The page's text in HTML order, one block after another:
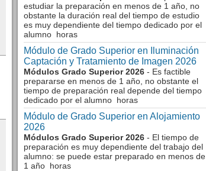
estudiar la preparación en menos de 1 año, no
obstante la duración real del tiempo de estudio
es muy dependiente del tiempo dedicado por el
alumno horas
Módulo de Grado Superior en Iluminación
Captación y Tratamiento de Imagen 2026
Módulos Grado Superior 2026 - Es factible
prepararse en menos de 1 año, no obstante el
tiempo de preparación real depende del tiempo
dedicado por el alumno horas
Módulo de Grado Superior en Alojamiento
2026
Módulos Grado Superior 2026 - El tiempo de
preparación es muy dependiente del trabajo del
alumno: se puede estar preparado en menos de
1 año horas